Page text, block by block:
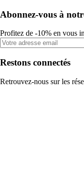
Abonnez-vous à
Profitez de -10% en vous
Restons connectés
Retrouvez-nous sur les